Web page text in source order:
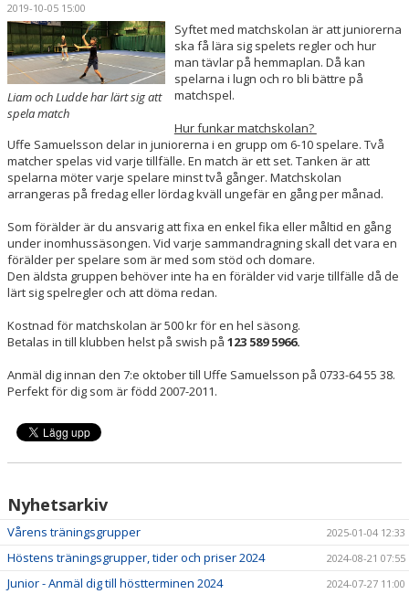
KONTAKT
2019-10-05 15:00
Liam och Ludde har lärt sig att
spela match
Syftet med matchskolan är att juniorerna
ska få lära sig spelets regler och hur
man tävlar på hemmaplan. Då kan
spelarna i lugn och ro bli bättre på
matchspel.
Hur funkar matchskolan?
Uffe Samuelsson delar in juniorerna i en grupp om 6-10 spelare. Två
matcher spelas vid varje tillfälle. En match är ett set. Tanken är att
spelarna möter varje spelare minst två gånger. Matchskolan
arrangeras på fredag eller lördag kväll ungefär en gång per månad.
Som förälder är du ansvarig att fixa en enkel fika eller måltid en gång
under inomhussäsongen. Vid varje sammandragning skall det vara en
förälder per spelare som är med som stöd och domare.
Den äldsta gruppen behöver inte ha en förälder vid varje tillfälle då de
lärt sig spelregler och att döma redan.
Kostnad för matchskolan är 500 kr för en hel säsong.
Betalas in till klubben helst på swish på 123 589 5966.
Anmäl dig innan den 7:e oktober till Uffe Samuelsson på 0733-64 55 38.
Perfekt för dig som är född 2007-2011.
Nyhetsarkiv
Vårens träningsgrupper 2025-01-04 12:33
Höstens träningsgrupper, tider och priser 2024 2024-08-21 07:55
Junior - Anmäl dig till höstterminen 2024 2024-07-27 11:00